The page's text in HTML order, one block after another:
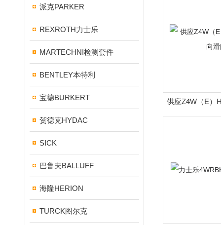
派克PARKER
REXROTH力士乐
MARTECHNI检测套件
BENTLEY本特利
宝德BURKERT
贺德克HYDAC
SICK
巴鲁夫BALLUFF
海隆HERION
TURCK图尔克
供应Z4W（E）
阀